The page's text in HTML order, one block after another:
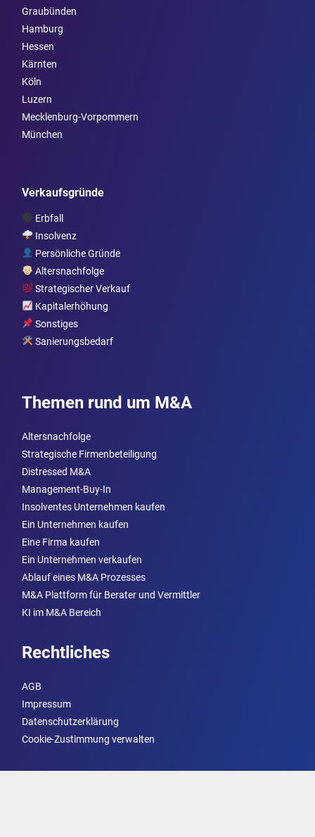
Graubünden
Hamburg
Hessen
Kärnten
Köln
Luzern
Mecklenburg-Vorpommern
München
Verkaufsgründe
Erbfall
Insolvenz
Persönliche Gründe
Altersnachfolge
Strategischer Verkauf
Kapitalerhöhung
Sonstiges
Sanierungsbedarf
Themen rund um M&A
Altersnachfolge
Strategische Firmenbeteiligung
Distressed M&A
Management-Buy-In
Insolventes Unternehmen kaufen
Ein Unternehmen kaufen
Eine Firma kaufen
Ein Unternehmen verkaufen
Ablauf eines M&A Prozesses
M&A Plattform für Berater und Vermittler
KI im M&A Bereich
Rechtliches
AGB
Impressum
Datenschutzerklärung
Cookie-Zustimmung verwalten